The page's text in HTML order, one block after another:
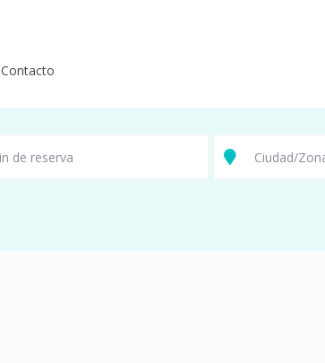
Contacto